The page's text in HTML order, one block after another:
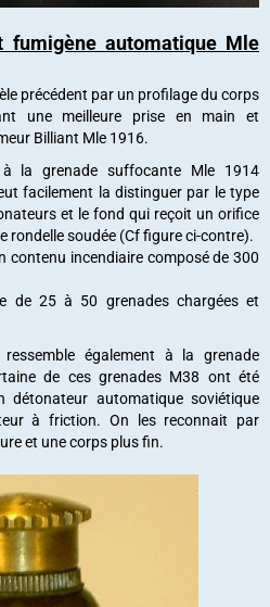
fumigène automatique Mle
précédent par un profilage du corps
une meilleure prise en main et
Billiant Mle 1916.
la grenade suffocante Mle 1914
facilement la distinguer par le type
et le fond qui reçoit un orifice
rondelle soudée (Cf figure ci-contre).
contenu incendiaire composé de 300
de 25 à 50 grenades chargées et
également à la grenade
de ces grenades M38 ont été
détonateur automatique soviétique
à friction. On les reconnait par
et une corps plus fin.